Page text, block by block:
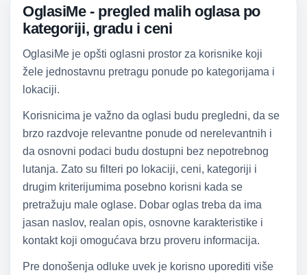
OglasiMe - pregled malih oglasa po
kategoriji, gradu i ceni
OglasiMe je opšti oglasni prostor za korisnike koji
žele jednostavnu pretragu ponude po kategorijama i
lokaciji.
Korisnicima je važno da oglasi budu pregledni, da se
brzo razdvoje relevantne ponude od nerelevantnih i
da osnovni podaci budu dostupni bez nepotrebnog
lutanja. Zato su filteri po lokaciji, ceni, kategoriji i
drugim kriterijumima posebno korisni kada se
pretražuju male oglase. Dobar oglas treba da ima
jasan naslov, realan opis, osnovne karakteristike i
kontakt koji omogućava brzu proveru informacija.
Pre donošenja odluke uvek je korisno uporediti više